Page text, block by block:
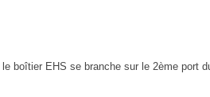
boîtier EHS se branche sur le 2ème port